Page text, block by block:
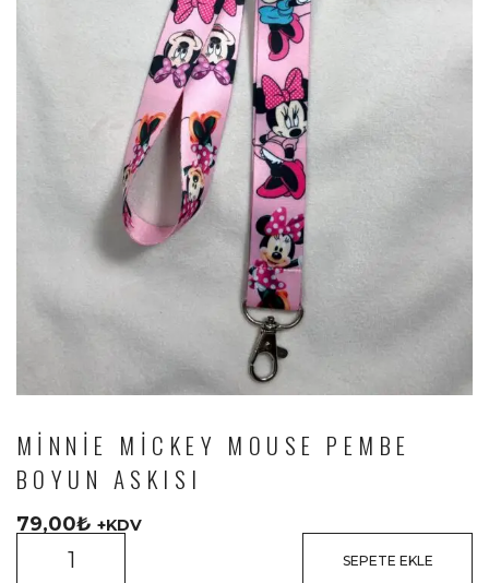
MINNIE MICKEY MOUSE PEMBE
BOYUN ASKISI
79,00₺ +KDV
SEPETE EKLE